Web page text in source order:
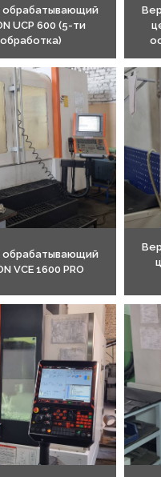
обрабатывающий
UCP 600 (5-ти
обрабатывающий
VCE 1600 PRO